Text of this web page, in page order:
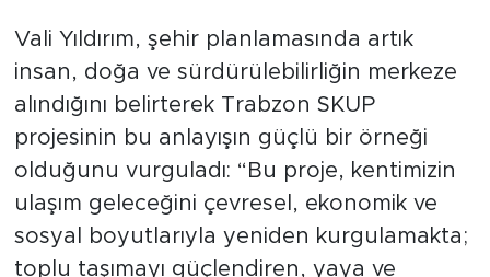
Vali Yıldırım, şehir planlamasında artık
insan, doğa ve sürdürülebilirliğin merkeze
alındığını belirterek Trabzon SKUP
projesinin bu anlayışın güçlü bir örneği
olduğunu vurguladı: “Bu proje, kentimizin
ulaşım geleceğini çevresel, ekonomik ve
sosyal boyutlarıyla yeniden kurgulamakta;
toplu taşımayı güçlendiren, yaya ve